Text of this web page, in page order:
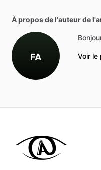
À propos de l'auteur de
FA Voir le